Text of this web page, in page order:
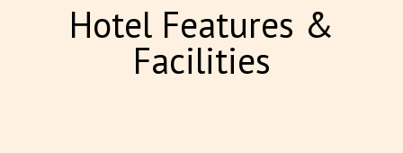
Hotel Features &
Facilities